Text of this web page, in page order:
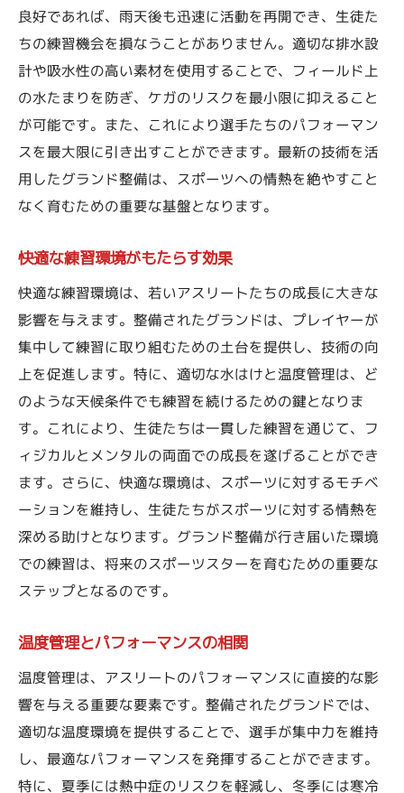
良好であれば、雨天後も迅速に活動を再開でき、生徒た
ちの練習機会を損なうことがありません。適切な排水設
計や吸水性の高い素材を使用することで、フィールド上
の水たまりを防ぎ、ケガのリスクを最小限に抑えること
が可能です。また、これにより選手たちのパフォーマン
スを最大限に引き出すことができます。最新の技術を活
用したグランド整備は、スポーツへの情熱を絶やすこと
なく育むための重要な基盤となります。
快適な練習環境がもたらす効果
快適な練習環境は、若いアスリートたちの成長に大きな
影響を与えます。整備されたグランドは、プレイヤーが
集中して練習に取り組むための土台を提供し、技術の向
上を促進します。特に、適切な水はけと温度管理は、ど
のような天候条件でも練習を続けるための鍵となりま
す。これにより、生徒たちは一貫した練習を通じて、フ
ィジカルとメンタルの両面での成長を遂げることができ
ます。さらに、快適な環境は、スポーツに対するモチベ
ーションを維持し、生徒たちがスポーツに対する情熱を
深める助けとなります。グランド整備が行き届いた環境
での練習は、将来のスポーツスターを育むための重要な
ステップとなるのです。
温度管理とパフォーマンスの相関
温度管理は、アスリートのパフォーマンスに直接的な影
響を与える重要な要素です。整備されたグランドでは、
適切な温度環境を提供することで、選手が集中力を維持
し、最適なパフォーマンスを発揮することができます。
特に、夏季には熱中症のリスクを軽減し、冬季には寒冷